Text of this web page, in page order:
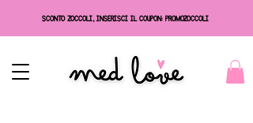
SCONTO ZOCCOLI, INSERISCI IL COUPON: PROMOZOCCOLI